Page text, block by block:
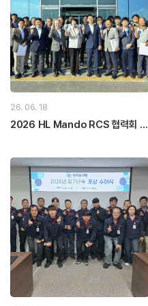
26. 06. 18
2026 HL Mando RCS 협력회 간